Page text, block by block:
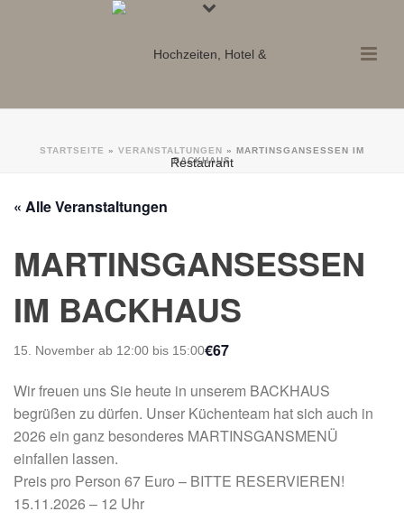
STARTSEITE » VERANSTALTUNGEN » MARTINSGANSESSEN IM
BACKHAUS
« Alle Veranstaltungen
MARTINSGANSESSEN
IM BACKHAUS
15. November ab 12:00 bis 15:00€67
Wir freuen uns Sie heute in unserem BACKHAUS
begrüßen zu dürfen. Unser Küchenteam hat sich auch in
2026 ein ganz besonderes MARTINSGANSMENÜ
einfallen lassen.
Preis pro Person 67 Euro – BITTE RESERVIEREN!
15.11.2026 – 12 Uhr